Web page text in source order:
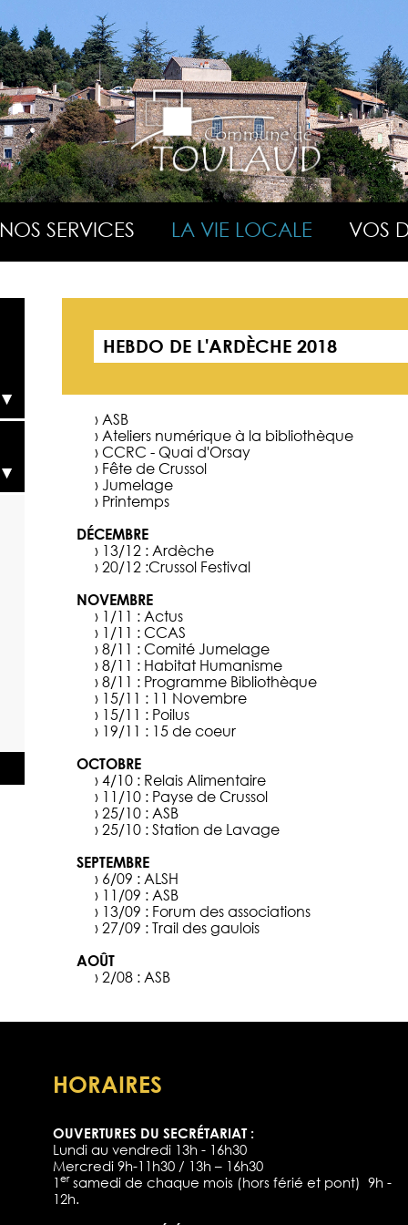
NOS SERVICES LA VIE LOCALE VOS
HEBDO DE L'ARDÈCHE 2018
› ASB
› Ateliers numérique à la bibliothèque
› CCRC - Quai d'Orsay
› Fête de Crussol
› Jumelage
› Printemps
DÉCEMBRE
› 13/12 : Ardèche
› 20/12 :Crussol Festival
NOVEMBRE
› 1/11 : Actus
› 1/11 : CCAS
› 8/11 : Comité Jumelage
› 8/11 : Habitat Humanisme
› 8/11 : Programme Bibliothèque
› 15/11 : 11 Novembre
› 15/11 : Poilus
› 19/11 : 15 de coeur
OCTOBRE
› 4/10 : Relais Alimentaire
› 11/10 : Payse de Crussol
› 25/10 : ASB
› 25/10 : Station de Lavage
SEPTEMBRE
› 6/09 : ALSH
› 11/09 : ASB
› 13/09 : Forum des associations
› 27/09 : Trail des gaulois
AOÛT
› 2/08 : ASB
HORAIRES
OUVERTURES DU SECRÉTARIAT :
Lundi au vendredi 13h - 16h30
Mercredi 9h-11h30 / 13h – 16h30
1 ersamedi de chaque mois (hors férié et pont) 9h -
12h.